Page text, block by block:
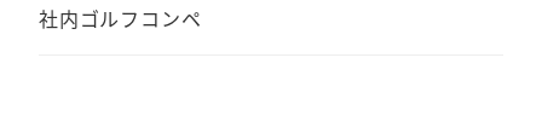
社内ゴルフコンペ